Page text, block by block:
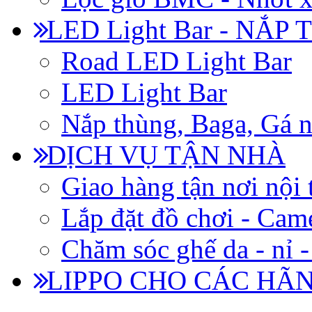
LED Light Bar - NẮP
Road LED Light Bar
LED Light Bar
Nắp thùng, Baga, Gá
DỊCH VỤ TẬN NHÀ
Giao hàng tận nơi nội
Lắp đặt đồ chơi -
Chăm sóc ghế da - nỉ
LIPPO CHO CÁC